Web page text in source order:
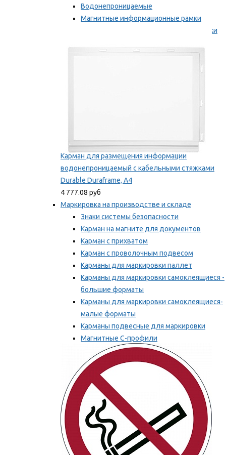
Водонепроницаемые
Магнитные информационные рамки
Самоклеящиеся информационные рамки
Карман для размещения информации
водонепроницаемый с кабельными стяжками
Durable Duraframe, А4
4 777.08 руб
Маркировка на производстве и складе
Знаки системы безопасности
Карман на магните для документов
Карман с прихватом
Карман с проволочным подвесом
Карманы для маркировки паллет
Карманы для маркировки самоклеящиеся -
большие форматы
Карманы для маркировки самоклеящиеся-
малые форматы
Карманы подвесные для маркировки
Магнитные С-профили
Напольная маркировка
Мы рекомендуем